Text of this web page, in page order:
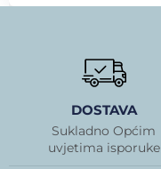
DOSTAVA
Sukladno Općim
uvjetima isporuke